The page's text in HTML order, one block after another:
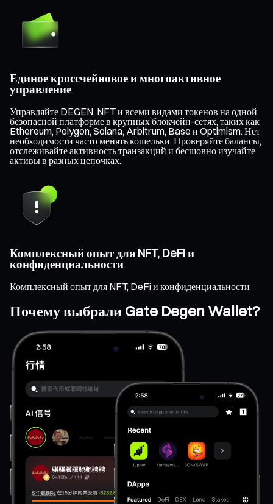
Единое кроссчейновое и многоактивное
управление
Управляйте DEGEN, NFT и всеми видами токенов на одной
безопасной платформе в крупных блокчейн-сетях, таких как
Ethereum, Polygon, Solana, Arbitrum, Base и Optimism. Нет
необходимости часто менять кошельки. Проверяйте балансы,
отслеживайте активность транзакций и бесшовно изучайте
активы в разных цепочках.
Комплексный опыт для NFT, DeFi и
конфиденциальности
Комплексный опыт для NFT, DeFi и конфиденциальности
Почему выбрали Gate Degen Wallet?